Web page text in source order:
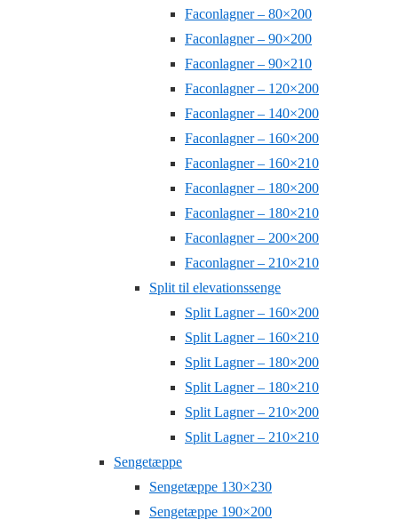
Faconlagner – 80×200
Faconlagner – 90×200
Faconlagner – 90×210
Faconlagner – 120×200
Faconlagner – 140×200
Faconlagner – 160×200
Faconlagner – 160×210
Faconlagner – 180×200
Faconlagner – 180×210
Faconlagner – 200×200
Faconlagner – 210×210
Split til elevationssenge
Split Lagner – 160×200
Split Lagner – 160×210
Split Lagner – 180×200
Split Lagner – 180×210
Split Lagner – 210×200
Split Lagner – 210×210
Sengetæppe
Sengetæppe 130×230
Sengetæppe 190×200